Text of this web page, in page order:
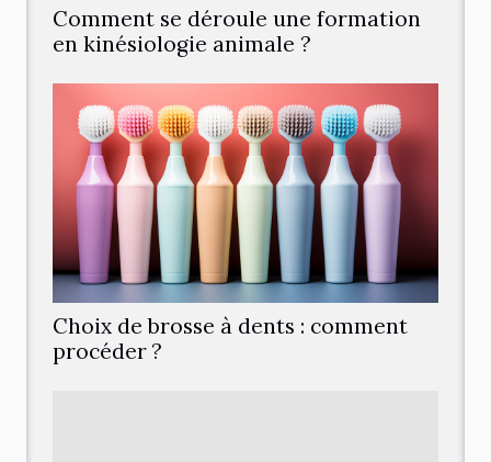
Comment se déroule une formation
en kinésiologie animale ?
Choix de brosse à dents : comment
procéder ?